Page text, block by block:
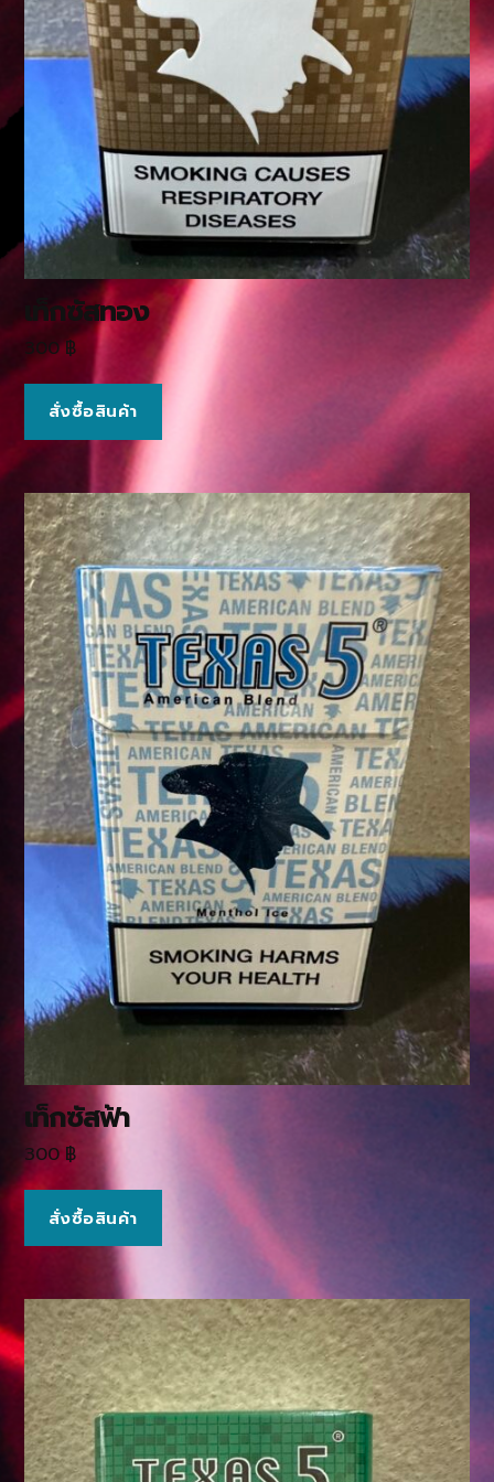
เท็กซัสทอง
300฿
สั่งซื้อสินค้า
เท็กซัสฟ้า
300 ฿
สั่งซื้อสินค้า